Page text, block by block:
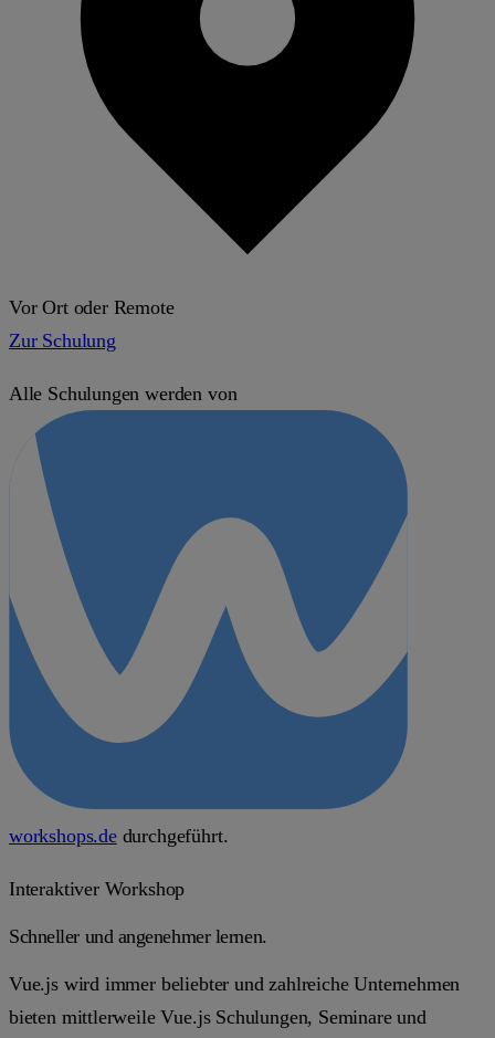
Vor Ort oder Remote
Zur Schulung
Alle Schulungen werden von
workshops.dedurchgeführt.
Interaktiver Workshop
Schneller und angenehmer lernen.
Vue.js wird immer beliebter und zahlreiche Unternehmen
bieten mittlerweile Vue.js Schulungen, Seminare und